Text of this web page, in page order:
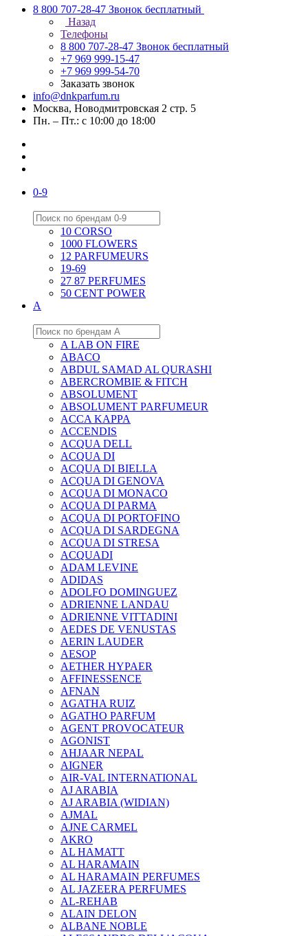
8 800 707-28-47 Звонок бесплатный
Назад
Телефоны
8 800 707-28-47 Звонок бесплатный
+7 969 999-15-47
+7 969 999-54-70
Заказать звонок
info@dnkparfum.ru
Москва, Новодмитровская 2 стр. 5
Пн. – Пт.: с 10:00 до 18:00
0-9
10 CORSO
1000 FLOWERS
12 PARFUMEURS
19-69
27 87 PERFUMES
50 CENT POWER
A
A LAB ON FIRE
ABACO
ABDUL SAMAD AL QURASHI
ABERCROMBIE & FITCH
ABSOLUMENT
ABSOLUMENT PARFUMEUR
ACCA KAPPA
ACCENDIS
ACQUA DELL
ACQUA DI
ACQUA DI BIELLA
ACQUA DI GENOVA
ACQUA DI MONACO
ACQUA DI PARMA
ACQUA DI PORTOFINO
ACQUA DI SARDEGNA
ACQUA DI STRESA
ACQUADI
ADAM LEVINE
ADIDAS
ADOLFO DOMINGUEZ
ADRIENNE LANDAU
ADRIENNE VITTADINI
AEDES DE VENUSTAS
AERIN LAUDER
AESOP
AETHER HYPAER
AFFINESSENCE
AFNAN
AGATHA RUIZ
AGATHO PARFUM
AGENT PROVOCATEUR
AGONIST
AHJAAR NEPAL
AIGNER
AIR-VAL INTERNATIONAL
AJ ARABIA
AJ ARABIA (WIDIAN)
AJMAL
AJNE CARMEL
AKRO
AL HAMATT
AL HARAMAIN
AL HARAMAIN PERFUMES
AL JAZEERA PERFUMES
AL-REHAB
ALAIN DELON
ALBANE NOBLE